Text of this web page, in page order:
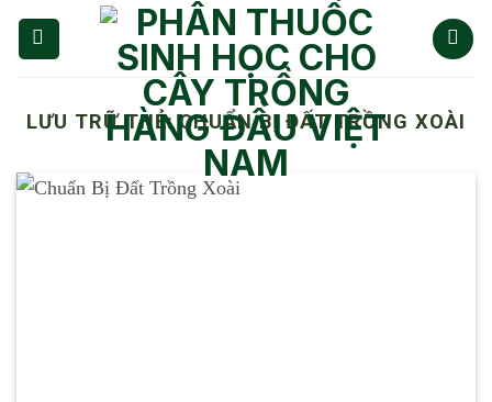
Chuyển
đến
dungLƯU TRỮ THẺ:CHUẨN BỊ ĐẤT TRỒNG XOÀI